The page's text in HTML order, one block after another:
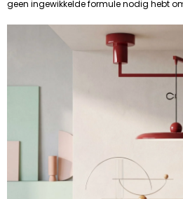
geen ingewikkelde formule nodig hebt